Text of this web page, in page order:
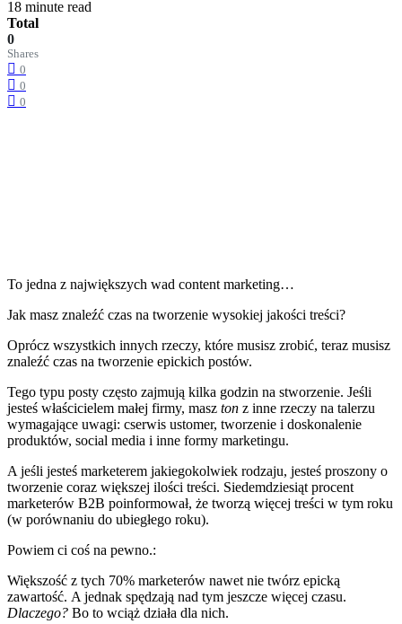
18 minute read
Total
0
Shares
0
0
0
To jedna z największych wad content marketing…
Jak masz znaleźć czas na tworzenie wysokiej jakości treści?
Oprócz wszystkich innych rzeczy, które musisz zrobić, teraz musisz
znaleźć czas na tworzenie epickich postów.
Tego typu posty często zajmują kilka godzin na stworzenie. Jeśli
jesteś właścicielem małej firmy, masz ton z inne rzeczy na talerzu
wymagające uwagi: cserwis ustomer, tworzenie i doskonalenie
produktów, social media i inne formy marketingu.
A jeśli jesteś marketerem jakiegokolwiek rodzaju, jesteś proszony o
tworzenie coraz większej ilości treści. Siedemdziesiąt procent
marketerów B2B poinformował, że tworzą więcej treści w tym roku
(w porównaniu do ubiegłego roku).
Powiem ci coś na pewno.:
Większość z tych 70% marketerów nawet nie twórz epicką
zawartość. A jednak spędzają nad tym jeszcze więcej czasu.
Dlaczego? Bo to wciąż działa dla nich.